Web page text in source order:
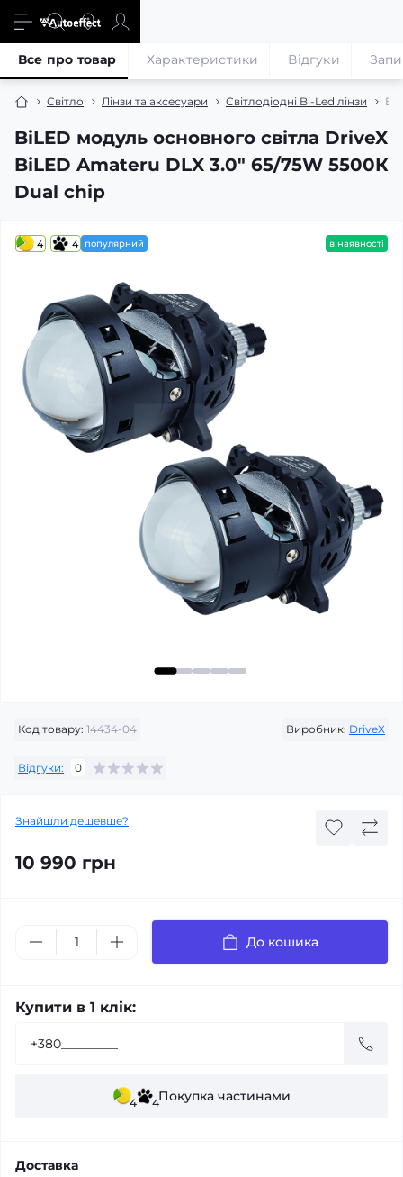
Світло Лінзи та аксесуари Світлодіодні Bi-Led лінзи
BiLED модуль основного світла DriveX
BiLED Amateru DLX 3.0" 65/75W 5500К
Dual chip
Все про товар Характеристики Відгуки
4 4 популярний в наявності
Код товару: 14434-04 Виробник: DriveX
Відгуки: 0
Знайшли дешевше?
10 990 грн
До кошика
Купити в 1 клік:
4 4Покупка частинами
Доставка